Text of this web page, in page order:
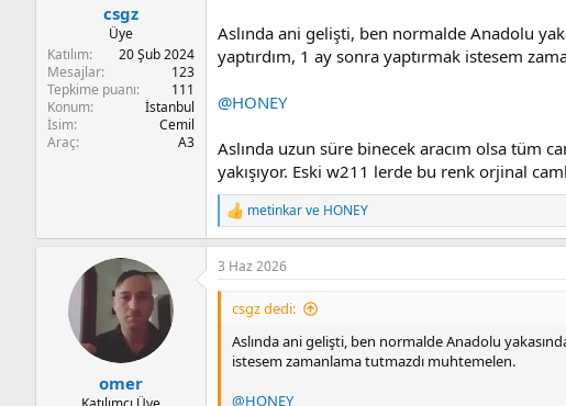
csgz
Üye
Katılım
20 Şub 2024
Mesajlar
123
Tepkime puanı
111
Konum
İstanbul
İsim
Cemil
Araç
A3
Aslında ani gelişti, ben normalde Anadolu
yaptırdım, 1 ay sonra yaptırmak istesem
@HONEY
Aslında uzun süre binecek aracım olsa tüm
yakışıyor. Eski w211 lerde bu renk orjinal
T
e
p
k
i
metinkarve HONEY
omer
3 Haz 2026
csgz dedi:
Aslında ani gelişti, ben normalde Anadolu
istesem zamanlama tutmazdı muhtemelen.
@HONEY